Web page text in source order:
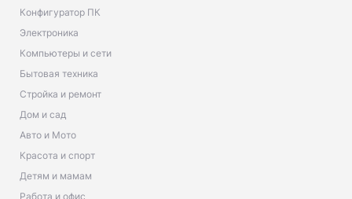
Конфигуратор ПК
Электроника
Компьютеры и сети
Бытовая техника
Стройка и ремонт
Дом и сад
Авто и Мото
Красота и спорт
Детям и мамам
Работа и офис